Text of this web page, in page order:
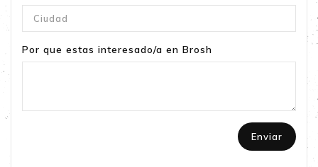
Por que estas interesado/a en Brosh
Enviar